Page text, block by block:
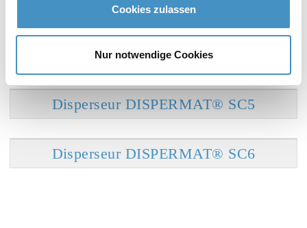
Cookies zulassen
Nur notwendige Cookies
Disperseurs (pour la production)
Disperseur DISPERMAT® SC4
Disperseur DISPERMAT® SC5
Disperseur DISPERMAT® SC6